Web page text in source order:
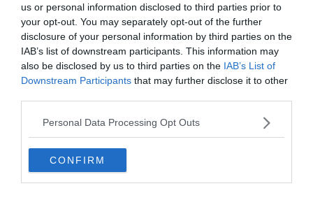
us or personal information disclosed to third parties prior to
your opt-out. You may separately opt-out of the further
disclosure of your personal information by third parties on the
IAB’s list of downstream participants. This information may
also be disclosed by us to third parties on the IAB’s List of
Downstream Participants that may further disclose it to other
Personal Data Processing Opt Outs
CONFIRM
Hogyan írjuk helyesen?
muszály